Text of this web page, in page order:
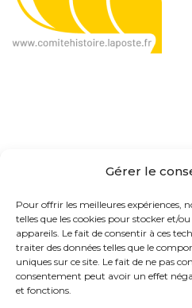
Gérer le
Pour offrir les meilleures expériences,
telles que les cookies pour stocker et/
appareils. Le fait de consentir à ces
traiter des données telles que le
uniques sur ce site. Le fait de ne pas
consentement peut avoir un effet
et fonctions.